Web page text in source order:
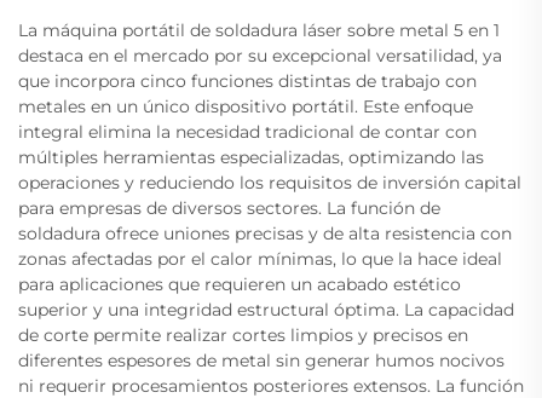
La máquina portátil de soldadura láser sobre metal 5 en 1
destaca en el mercado por su excepcional versatilidad, ya
que incorpora cinco funciones distintas de trabajo con
metales en un único dispositivo portátil. Este enfoque
integral elimina la necesidad tradicional de contar con
múltiples herramientas especializadas, optimizando las
operaciones y reduciendo los requisitos de inversión capital
para empresas de diversos sectores. La función de
soldadura ofrece uniones precisas y de alta resistencia con
zonas afectadas por el calor mínimas, lo que la hace ideal
para aplicaciones que requieren un acabado estético
superior y una integridad estructural óptima. La capacidad
de corte permite realizar cortes limpios y precisos en
diferentes espesores de metal sin generar humos nocivos
ni requerir procesamientos posteriores extensos. La función